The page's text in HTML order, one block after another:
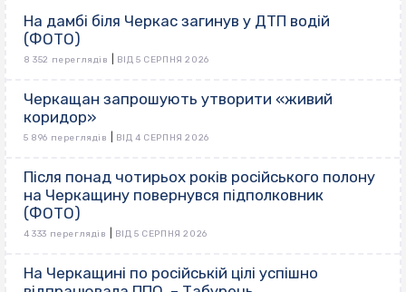
На дамбі біля Черкас загинув у ДТП водій
(ФОТО)
8 352 переглядів ВІД 5 СЕРПНЯ 2026
Черкащан запрошують утворити «живий
коридор»
5 896 переглядів ВІД 4 СЕРПНЯ 2026
Після понад чотирьох років російського полону
на Черкащину повернувся підполковник
(ФОТО)
4 333 переглядів ВІД 5 СЕРПНЯ 2026
На Черкащині по російській цілі успішно